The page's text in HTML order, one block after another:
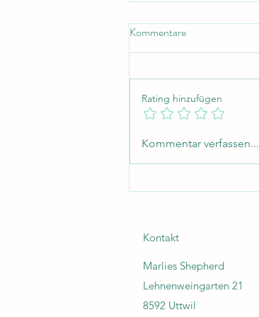
Unternehmen werden!
Kommentare
Rating hinzufügen
Kommentar verfassen...
Kontakt
Marlies Shepherd
Lehnenweingarten 21
8592 Uttwil